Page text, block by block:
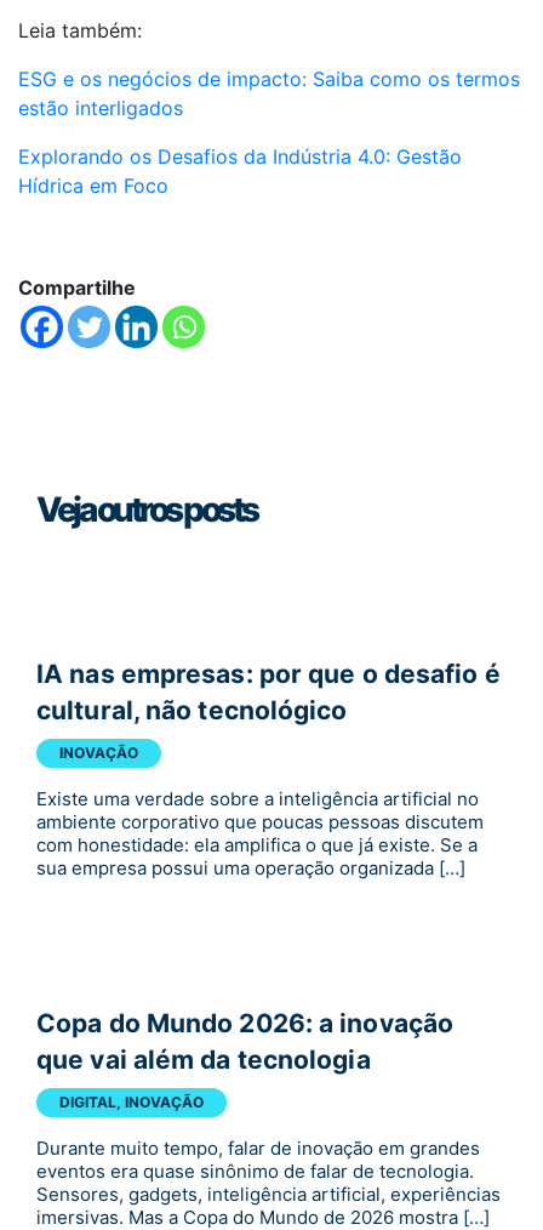
Leia também:
ESG e os negócios de impacto: Saiba como os termos
estão interligados
Explorando os Desafios da Indústria 4.0: Gestão
Hídrica em Foco
Compartilhe
Veja outros posts
IA nas empresas: por que o desafio é
cultural, não tecnológico
INOVAÇÃO
Existe uma verdade sobre a inteligência artificial no
ambiente corporativo que poucas pessoas discutem
com honestidade: ela amplifica o que já existe. Se a
sua empresa possui uma operação organizada […]
Copa do Mundo 2026: a inovação
que vai além da tecnologia
DIGITAL, INOVAÇÃO
Durante muito tempo, falar de inovação em grandes
eventos era quase sinônimo de falar de tecnologia.
Sensores, gadgets, inteligência artificial, experiências
imersivas. Mas a Copa do Mundo de 2026 mostra […]